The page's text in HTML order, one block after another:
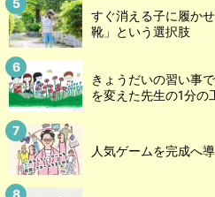
すぐ消える子に履か
靴」という選択肢
きょうだいの習い事
を変えた先生の1分の
人気ゲームを完成へ